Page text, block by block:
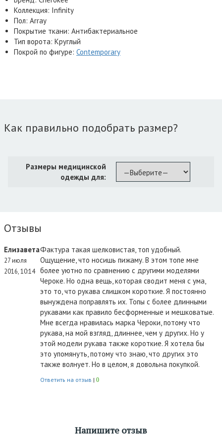
Коллекция: Infinity
Пол: Array
Покрытие ткани: Антибактериальное
Тип ворота: Круглый
Покрой по фигуре: Contemporary
Как правильно подобрать размер?
Размеры медицинской
одежды для:
Отзывы
Елизавета
27 июля
2016, 10:14
Фактура такая шелковистая, топ удобный.
Ощущение, что носишь пижаму. В этом топе мне
более уютно по сравнению с другими моделями
Чероке. Но одна вещь, которая сводит меня с ума,
это то, что рукава слишком короткие. Я постоянно
вынуждена поправлять их. Топы с более длинными
рукавами как правило бесформенные и мешковатые.
Мне всегда нравилась марка Чероки, потому что
рукава, на мой взгляд, длиннее, чем у других. Но у
этой модели рукава также короткие. Я хотела бы
это упомянуть, потому что знаю, что других это
также волнует. Но в целом, я довольна покупкой.
Ответить на отзыв |0
Напишите отзыв